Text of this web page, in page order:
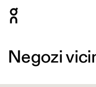
Negozi